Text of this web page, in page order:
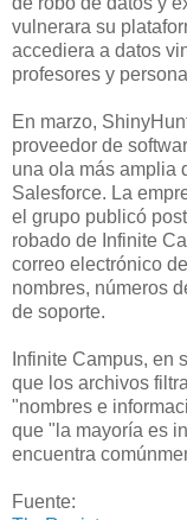
vulnerara su
accediera a datos
profesores y
En marzo,
proveedor de
una ola más amplia
Salesforce. La
el grupo publicó
robado de Infinite
correo electrónico
nombres, números
de soporte.
Infinite Campus, en
que los archivos
"nombres e
que "la mayoría es
encuentra
Fuente: